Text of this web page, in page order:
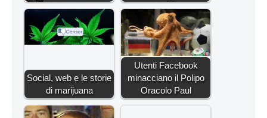
Social, web e le storie
di marijuana
Utenti Facebook
minacciano il Polipo
Oracolo Paul